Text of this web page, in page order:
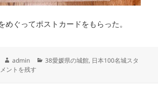
めぐってポストカードをもらった。
作
成
admin
カ
38愛媛県の城館, 日本100名城スタ
100名城スタンプラリー 今治城 に
ントを残す